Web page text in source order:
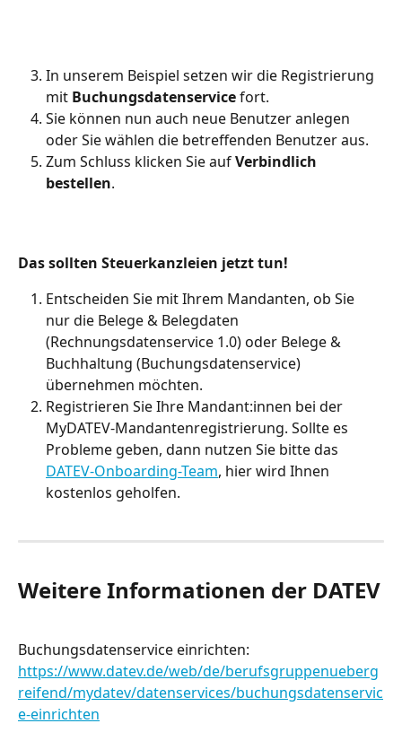
In unserem Beispiel setzen wir die Registrierung
mit Buchungsdatenservice fort.
Sie können nun auch neue Benutzer anlegen
oder Sie wählen die betreffenden Benutzer aus.
Zum Schluss klicken Sie auf Verbindlich
bestellen.
Das sollten Steuerkanzleien jetzt tun!
Entscheiden Sie mit Ihrem Mandanten, ob Sie
nur die Belege & Belegdaten
(Rechnungsdatenservice 1.0) oder Belege &
Buchhaltung (Buchungsdatenservice)
übernehmen möchten.
Registrieren Sie Ihre Mandant:innen bei der
MyDATEV-Mandantenregistrierung. Sollte es
Probleme geben, dann nutzen Sie bitte das
DATEV-Onboarding-Team, hier wird Ihnen
kostenlos geholfen.
Weitere Informationen der DATEV
Buchungsdatenservice einrichten:
https://www.datev.de/web/de/berufsgruppenueberg
reifend/mydatev/datenservices/buchungsdatenservic
e-einrichten